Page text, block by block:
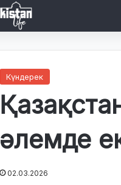
Күндерек
әлемде
02.03.2026